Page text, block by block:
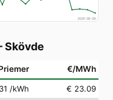
2026-08-09
Skövde
€/MWh
/kWh
€ 23.09